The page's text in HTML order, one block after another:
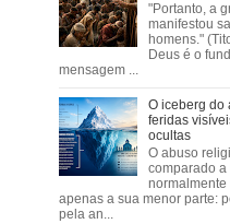
"Portanto, a
manifestou
homens."
Deus é o
mensagem ...
O iceberg do
feridas
ocultas
O abuso
comparado a
normalmente
apenas a sua menor parte:
pela an...